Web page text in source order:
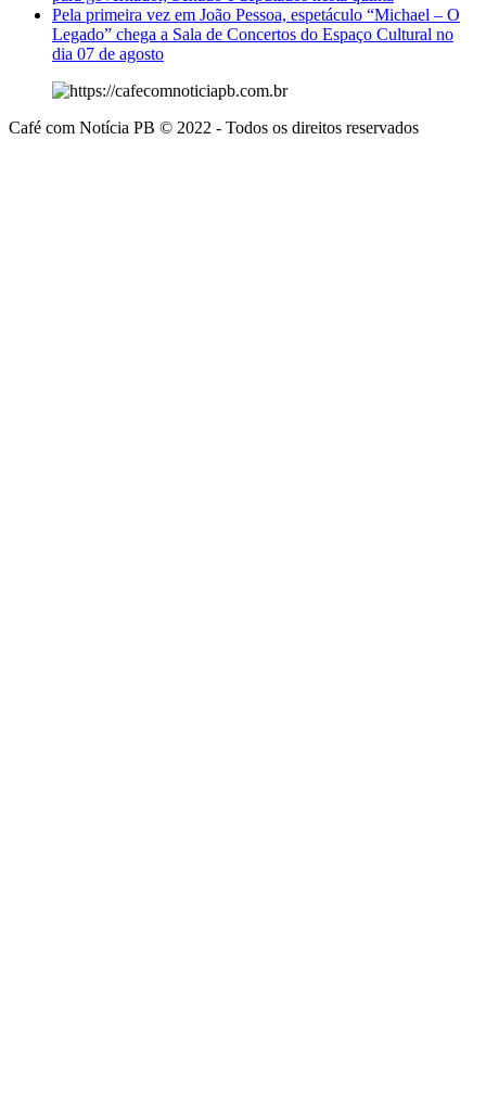
Pela primeira vez em João Pessoa, espetáculo “Michael – O
Legado” chega a Sala de Concertos do Espaço Cultural no
dia 07 de agosto
Café com Notícia PB © 2022 - Todos os direitos reservados